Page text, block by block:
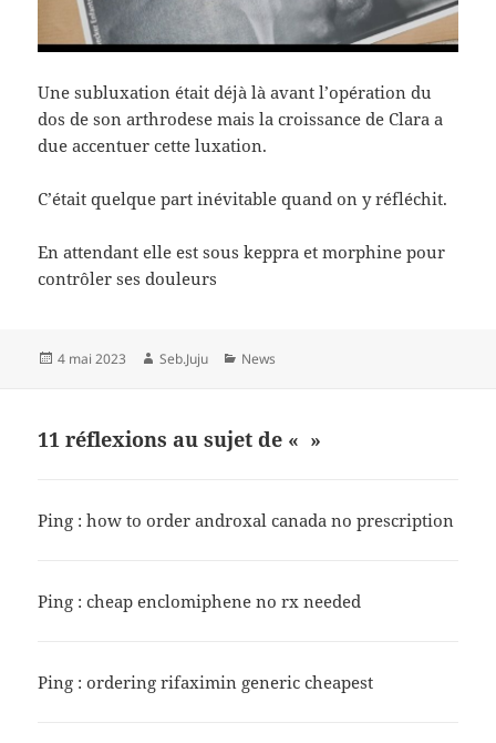
Une subluxation était déjà là avant l’opération du
dos de son arthrodese mais la croissance de Clara a
due accentuer cette luxation.
C’était quelque part inévitable quand on y réfléchit.
En attendant elle est sous keppra et morphine pour
contrôler ses douleurs
Publié
4 mai 2023 Auteur
Seb.Juju Catégories
News
11 réflexions au sujet de « »
Ping :how to order androxal canada no prescription
Ping :cheap enclomiphene no rx needed
Ping :ordering rifaximin generic cheapest